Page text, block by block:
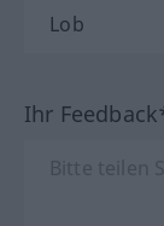
Ihr